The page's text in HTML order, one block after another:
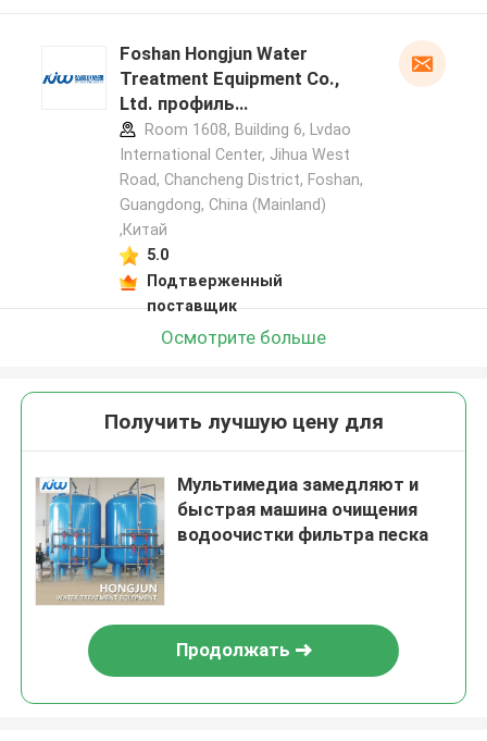
Foshan Hongjun Water
Treatment Equipment Co.,
Ltd. профиль
производителя
Room 1608, Building 6, Lvdao
International Center, Jihua West
Road, Chancheng District, Foshan,
Guangdong, China (Mainland)
,Китай
5.0
Подтверженный
поставщик
Осмотрите больше
Получить лучшую цену для
Мультимедиа замедляют и
быстрая машина очищения
водоочистки фильтра песка
Продолжать